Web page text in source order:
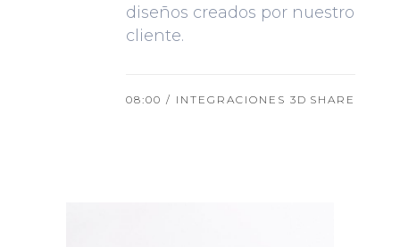
diseños creados por nuestro
cliente.
08:00 / INTEGRACIONES 3D SHARE